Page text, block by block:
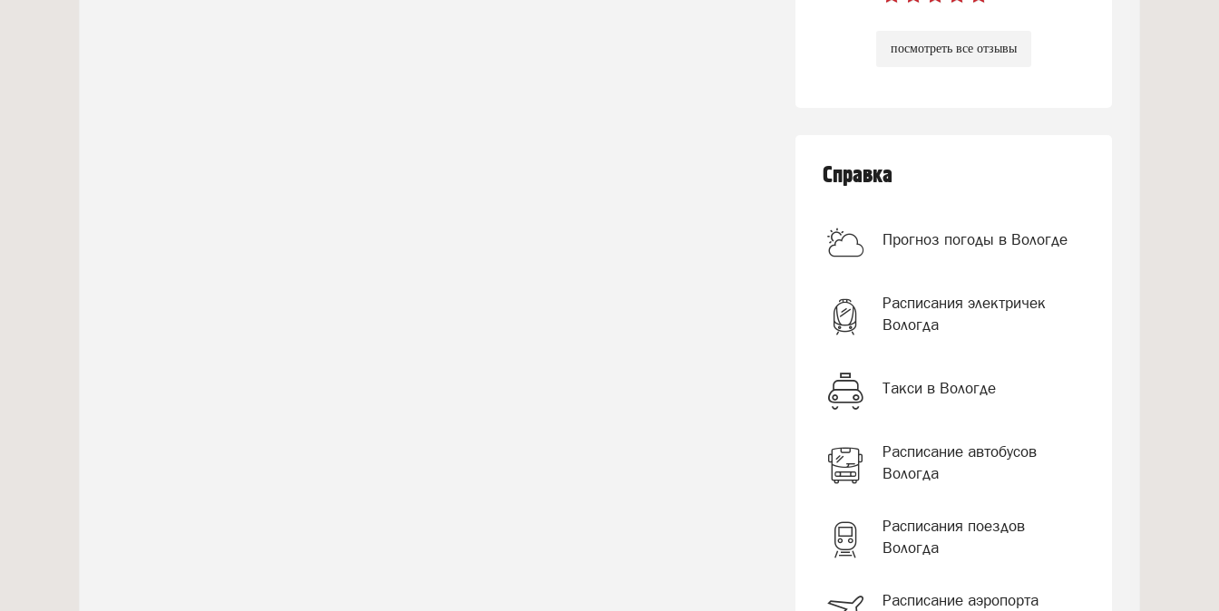
посмотреть все отзывы
Справка
Прогноз погоды в Вологде
Расписания электричек
Вологда
Такси в Вологде
Расписание автобусов
Вологда
Расписания поездов
Вологда
Расписание аэропорта